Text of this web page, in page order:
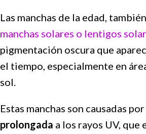
Las manchas de la edad,
manchas solares o lentigos
pigmentación oscura que
el tiempo, especialmente en
sol.
Estas manchas son causadas
prolongada a los rayos UV, que